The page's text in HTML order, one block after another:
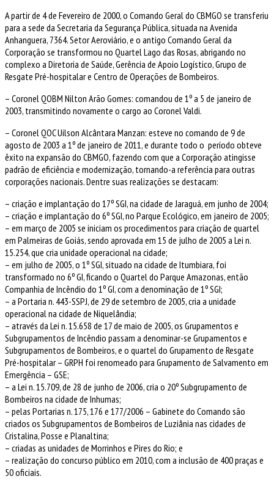
A partir de 4 de Fevereiro de 2000, o Comando Geral do CBMGO se transferiu
para a sede da Secretaria da Segurança Pública, situada na Avenida
Anhanguera, 7364. Setor Aeroviário, e o antigo Comando Geral da
Corporação se transformou no Quartel Lago das Rosas, abrigando no
complexo a Diretoria de Saúde, Gerência de Apoio Logístico, Grupo de
Resgate Pré-hospitalar e Centro de Operações de Bombeiros.
– Coronel QOBM Nilton Arão Gomes: comandou de 1º a 5 de janeiro de
2003, transmitindo novamente o cargo ao Coronel Valdi.
– Coronel QOC Uilson Alcântara Manzan: esteve no comando de 9 de
agosto de 2003 a 1º de janeiro de 2011, e durante todo o período obteve
êxito na expansão do CBMGO, fazendo com que a Corporação atingisse
padrão de eficiência e modernização, tornando-a referência para outras
corporações nacionais. Dentre suas realizações se destacam:
– criação e implantação do 17º SGI, na cidade de Jaraguá, em junho de 2004;
– criação e implantação do 6º SGI, no Parque Ecológico, em janeiro de 2005;
– em março de 2005 se iniciam os procedimentos para criação de quartel
em Palmeiras de Goiás, sendo aprovada em 15 de julho de 2005 a Lei n.
15.254, que cria unidade operacional na cidade;
– em julho de 2005, o 1º SGI, situado na cidade de Itumbiara, foi
transformado no 6º GI, ficando o Quartel do Parque Amazonas, então
Companhia de Incêndio do 1º GI, com a denominação de 1º SGI;
– a Portaria n. 443-SSPJ, de 29 de setembro de 2005, cria a unidade
operacional na cidade de Niquelândia;
– através da Lei n. 15.658 de 17 de maio de 2005, os Grupamentos e
Subgrupamentos de Incêndio passam a denominar-se Grupamentos e
Subgrupamentos de Bombeiros, e o quartel do Grupamento de Resgate
Pré-hospitalar – GRPH foi renomeado para Grupamento de Salvamento em
Emergência – GSE;
– a Lei n. 15.709, de 28 de junho de 2006, cria o 20º Subgrupamento de
Bombeiros na cidade de Inhumas;
– pelas Portarias n. 175, 176 e 177/2006 – Gabinete do Comando são
criados os Subgrupamentos de Bombeiros de Luziânia nas cidades de
Cristalina, Posse e Planaltina;
– criadas as unidades de Morrinhos e Pires do Rio; e
– realização do concurso público em 2010, com a inclusão de 400 praças e
50 oficiais.